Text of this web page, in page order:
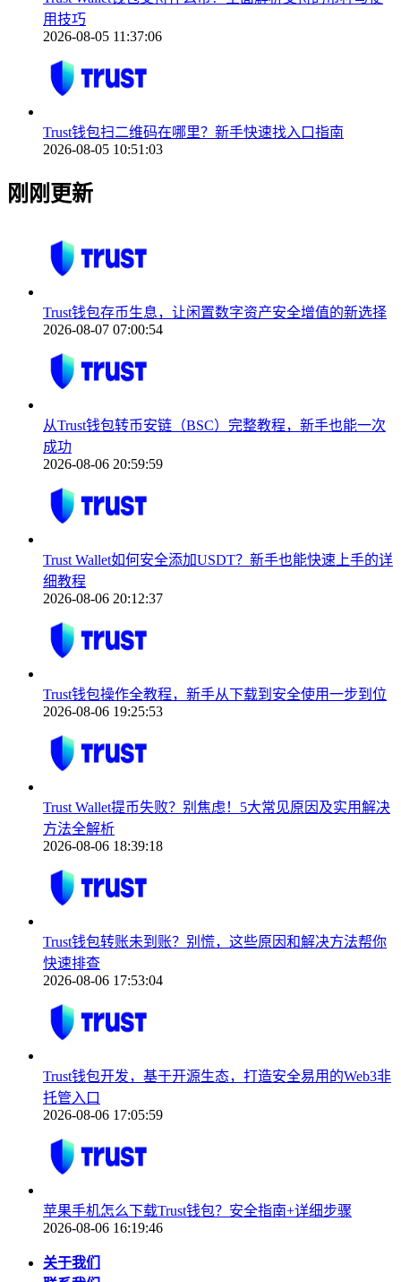
用技巧
2026-08-05 11:37:06
Trust钱包扫二维码在哪里？新手快速找入口指南
2026-08-05 10:51:03
刚刚更新
Trust钱包存币生息，让闲置数字资产安全增值的新选择
2026-08-07 07:00:54
从Trust钱包转币安链（BSC）完整教程，新手也能一次
成功
2026-08-06 20:59:59
Trust Wallet如何安全添加USDT？新手也能快速上手的详
细教程
2026-08-06 20:12:37
Trust钱包操作全教程，新手从下载到安全使用一步到位
2026-08-06 19:25:53
Trust Wallet提币失败？别焦虑！5大常见原因及实用解决
方法全解析
2026-08-06 18:39:18
Trust钱包转账未到账？别慌，这些原因和解决方法帮你
快速排查
2026-08-06 17:53:04
Trust钱包开发，基于开源生态，打造安全易用的Web3非
托管入口
2026-08-06 17:05:59
苹果手机怎么下载Trust钱包？安全指南+详细步骤
2026-08-06 16:19:46
关于我们